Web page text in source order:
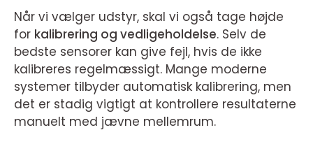
Når vi vælger udstyr, skal vi også tage højde
for kalibrering og vedligeholdelse. Selv de
bedste sensorer kan give fejl, hvis de ikke
kalibreres regelmæssigt. Mange moderne
systemer tilbyder automatisk kalibrering, men
det er stadig vigtigt at kontrollere resultaterne
manuelt med jævne mellemrum.